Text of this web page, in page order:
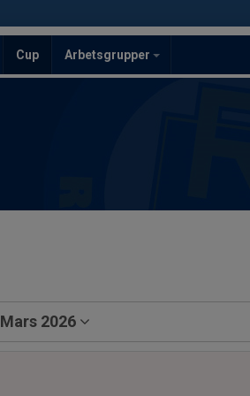
Cup Arbetsgrupper
Mars 2026